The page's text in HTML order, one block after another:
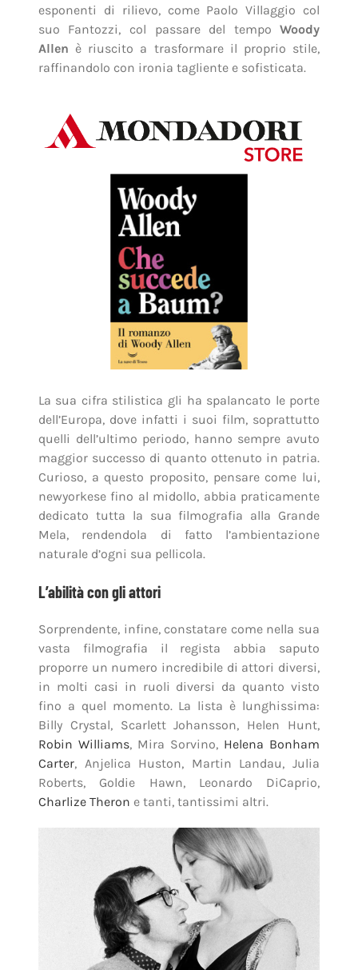
esponenti di rilievo, come Paolo Villaggio col
suo Fantozzi, col passare del tempoWoody
Allen è riuscito a trasformare il proprio stile,
raffinandolo con ironia tagliente e sofisticata.
La sua cifra stilistica gli ha spalancato le porte
dell’Europa, dove infatti i suoi film, soprattutto
quelli dell’ultimo periodo, hanno sempre avuto
maggior successo di quanto ottenuto in patria.
Curioso, a questo proposito, pensare come lui,
newyorkese fino al midollo, abbia praticamente
dedicato tutta la sua filmografia alla Grande
Mela, rendendola di fatto l’ambientazione
naturale d’ogni sua pellicola.
L’abilità con gli attori
Sorprendente, infine, constatare come nella sua
vasta filmografia il regista abbia saputo
proporre un numero incredibile di attori diversi,
in molti casi in ruoli diversi da quanto visto
fino a quel momento. La lista è lunghissima:
Billy Crystal, Scarlett Johansson, Helen Hunt,
Robin Williams, Mira Sorvino, Helena Bonham
Carter, Anjelica Huston, Martin Landau, Julia
Roberts, Goldie Hawn, Leonardo DiCaprio,
Charlize Theron e tanti, tantissimi altri.